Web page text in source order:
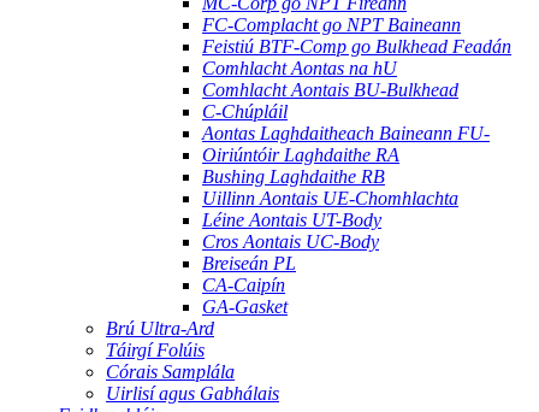
FC-Complacht go NPT Baineann
Feistiú BTF-Comp go Bulkhead Feadán
Comhlacht Aontas na hU
Comhlacht Aontais BU-Bulkhead
C-Chúpláil
Aontas Laghdaitheach Baineann FU-
Oiriúntóir Laghdaithe RA
Bushing Laghdaithe RB
Uillinn Aontais UE-Chomhlachta
Léine Aontais UT-Body
Cros Aontais UC-Body
Breiseán PL
CA-Caipín
GA-Gasket
Brú Ultra-Ard
Táirgí Folúis
Córais Samplála
Uirlisí agus Gabhálais